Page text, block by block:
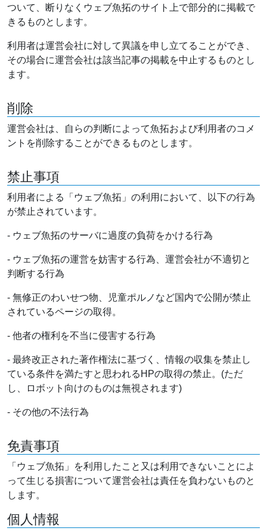
ついて、断りなくウェブ魚拓のサイト上で部分的に掲載で
きるものとします。
利用者は運営会社に対して異議を申し立てることができ、
その場合に運営会社は該当記事の掲載を中止するものとし
ます。
削除
運営会社は、自らの判断によって魚拓および利用者のコメ
ントを削除することができるものとします。
禁止事項
利用者による「ウェブ魚拓」の利用において、以下の行為
が禁止されています。
- ウェブ魚拓のサーバに過度の負荷をかける行為
- ウェブ魚拓の運営を妨害する行為、運営会社が不適切と
判断する行為
- 無修正のわいせつ物、児童ポルノなど国内で公開が禁止
されているページの取得。
- 他者の権利を不当に侵害する行為
- 最終改正された著作権法に基づく、情報の収集を禁止し
ている条件を満たすと思われるHPの取得の禁止。(ただ
し、ロボット向けのものは無視されます)
- その他の不法行為
免責事項
「ウェブ魚拓」を利用したこと又は利用できないことによ
って生じる損害について運営会社は責任を負わないものと
します。
個人情報